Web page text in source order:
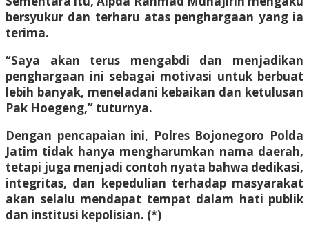
bersyukur dan terharu atas penghargaan yang ia
terima.
“Saya akan terus mengabdi dan menjadikan
penghargaan ini sebagai motivasi untuk berbuat
lebih banyak, meneladani kebaikan dan ketulusan
Pak Hoegeng,” tuturnya.
Dengan pencapaian ini, Polres Bojonegoro Polda
Jatim tidak hanya mengharumkan nama daerah,
tetapi juga menjadi contoh nyata bahwa dedikasi,
integritas, dan kepedulian terhadap masyarakat
akan selalu mendapat tempat dalam hati publik
dan institusi kepolisian. (*)